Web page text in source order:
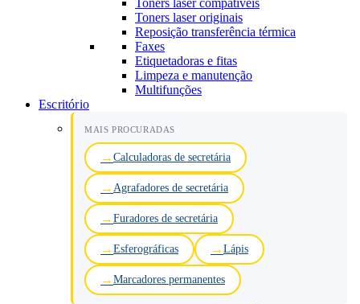
Toners laser compatíveis
Toners laser originais
Reposição transferência térmica
Faxes
Etiquetadoras e fitas
Limpeza e manutenção
Multifunções
Escritório
MAIS PROCURADAS
Calculadoras de secretária
Agrafadores de secretária
Furadores de secretária
Esferográficas Lápis
Marcadores permanentes